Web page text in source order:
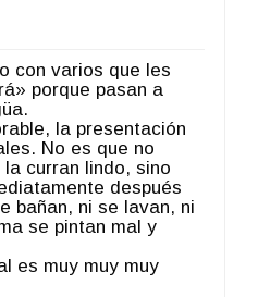
con varios que les
porque pasan a
la presentación
No es que no
curran lindo, sino
después
bañan, ni se lavan, ni
se pintan mal y
es muy muy muy